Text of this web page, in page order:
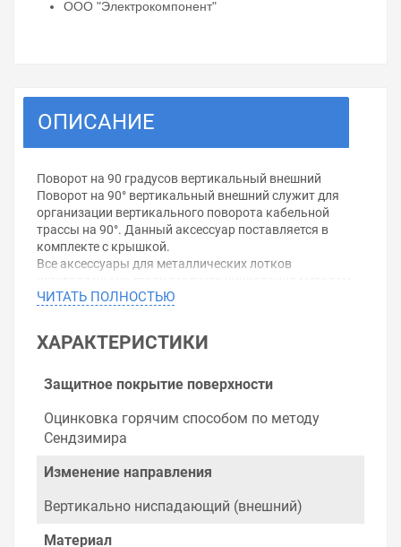
ООО "Электрокомпонент"
ОПИСАНИЕ
Поворот на 90 градусов вертикальный внешний
Поворот на 90° вертикальный внешний служит для
организации вертикального поворота кабельной
трассы на 90°. Данный аксессуар поставляется в
комплекте с крышкой.
Все аксессуары для металлических лотков
Сендзимира (защитный слой цинка 10-20
Ширина: 150мм
Угол отклонения: 90°
Обращаем Ваше внимание, что размещенная на
является офертой, наличие и стоимость оборудования
удовольствием помогут Вам в выборе оборудования и
ЧИТАТЬ ПОЛНОСТЬЮ
ХАРАКТЕРИСТИКИ
Защитное покрытие поверхности
Оцинковка горячим способом по методу
Сендзимира
Изменение направления
Вертикально ниспадающий (внешний)
Материал